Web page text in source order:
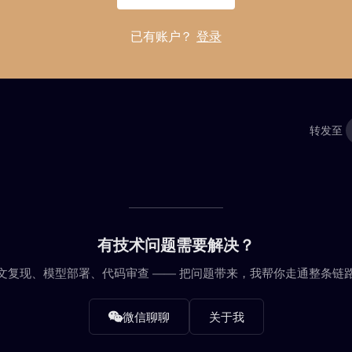
已有账户？登录
转发至
有技术问题需要解决？
复现、模型部署、代码审查 —— 把问题带来，我帮你走通整条链
微信聊聊 关于我